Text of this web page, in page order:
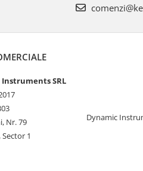
SRL
Nr. 79
1
Dynamic